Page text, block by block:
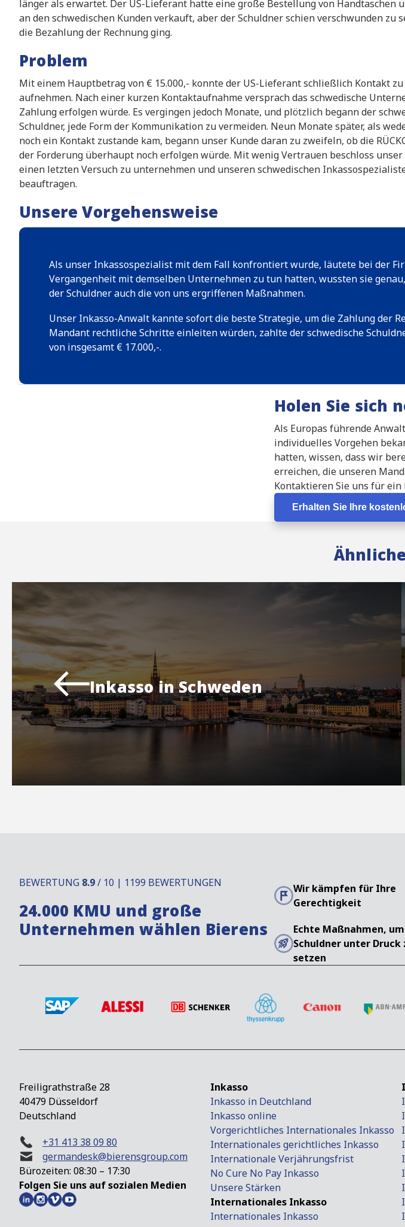
länger als erwartet. Der US-Lieferant hatte eine große Bestellung von Handtaschen
an den schwedischen Kunden verkauft, aber der Schuldner schien verschwunden zu
die Bezahlung der Rechnung ging.
Problem
Mit einem Hauptbetrag von € 15.000,- konnte der US-Lieferant schließlich Kontakt
aufnehmen. Nach einer kurzen Kontaktaufnahme versprach das schwedische
Zahlung erfolgen würde. Es vergingen jedoch Monate, und plötzlich begann der
Schuldner, jede Form der Kommunikation zu vermeiden. Neun Monate später, als
noch ein Kontakt zustande kam, begann unser Kunde daran zu zweifeln, ob die
der Forderung überhaupt noch erfolgen würde. Mit wenig Vertrauen beschloss unser
einen letzten Versuch zu unternehmen und unseren schwedischen
beauftragen.
Unsere Vorgehensweise
Als unser Inkassospezialist mit dem Fall konfrontiert wurde, läutete bei der
Vergangenheit mit demselben Unternehmen zu tun hatten, wussten sie
der Schuldner auch die von uns ergriffenen Maßnahmen.
Unser Inkasso-Anwalt kannte sofort die beste Strategie, um die Zahlung der
Mandant rechtliche Schritte einleiten würden, zahlte der schwedische
von insgesamt € 17.000,-.
Holen Sie sich
Als Europas führende
individuelles Vorgehen
hatten, wissen, dass wir
erreichen, die unseren
Kontaktieren Sie uns für ein
Erhalten Sie Ihre
Inkasso in Schweden
BEWERTUNG 8.9/ 10 | 1199 BEWERTUNGEN
24.000 KMU und große
Unternehmen wählen Bierens
Wir kämpfen für Ihre
Gerechtigkeit
Echte Maßnahmen,
Schuldner unter Druck
setzen
Freiligrathstraße 28
40479 Düsseldorf
Deutschland
+31 413 38 09 80
germandesk@bierensgroup.com
Bürozeiten: 08:30 – 17:30
Folgen Sie uns auf sozialen Medien
Inkasso
Inkasso in Deutchland
Inkasso online
Vorgerichtliches Internationales Inkasso
Internationales gerichtliches Inkasso
Internationale Verjährungsfrist
No Cure No Pay Inkasso
Unsere Stärken
Internationales Inkasso
Internationales Inkasso